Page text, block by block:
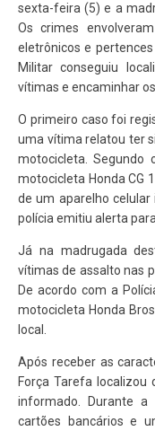
sexta-feira (5) e a
Os crimes
eletrônicos e
Militar conseguiu
vítimas e encaminhar
O primeiro caso foi
uma vítima relatou ter
motocicleta. Segundo
motocicleta Honda CG
de um aparelho celular
polícia emitiu alerta
Já na madrugada
vítimas de assalto nas
De acordo com a
motocicleta Honda
local.
Após receber as
Força Tarefa localizou
informado. Durante a
cartões bancários e